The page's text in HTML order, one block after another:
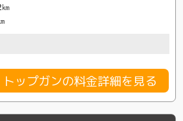
ップガンの料金詳細を見る